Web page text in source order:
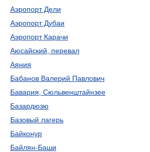
Аэропорт Дели
Аэропорт Дубаи
Аэропорт Карачи
Аюсайский, перевал
Аяния
Бабанов Валерий Павлович
Бавария, Сюльвенштайнзее
Базардюзю
Базовый лагерь
Байконур
Байлян-Баши